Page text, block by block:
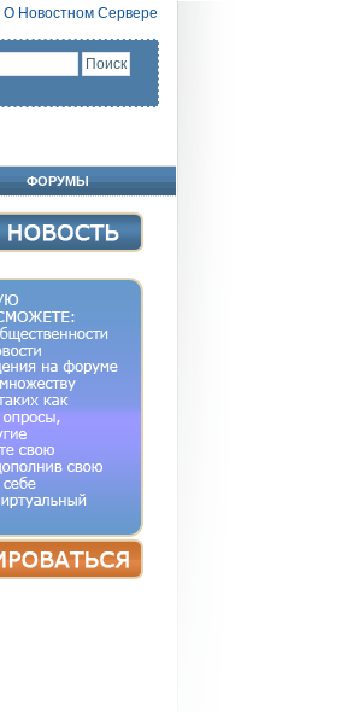
О Новостном Сервере
ФОРУМЫ